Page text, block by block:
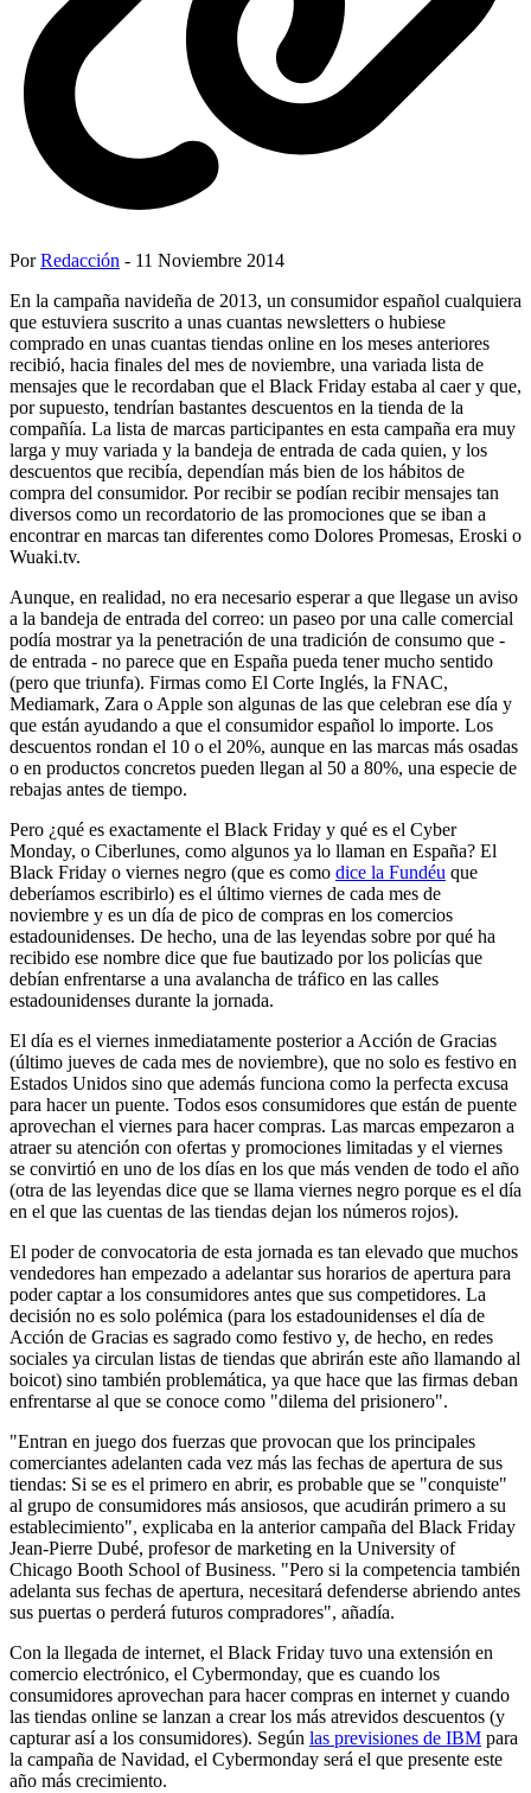
PorRedacción - 11 Noviembre 2014
En la campaña navideña de 2013, un consumidor español cualquiera
que estuviera suscrito a unas cuantas newsletters o hubiese
comprado en unas cuantas tiendas online en los meses anteriores
recibió, hacia finales del mes de noviembre, una variada lista de
mensajes que le recordaban que el Black Friday estaba al caer y que,
por supuesto, tendrían bastantes descuentos en la tienda de la
compañía. La lista de marcas participantes en esta campaña era muy
larga y muy variada y la bandeja de entrada de cada quien, y los
descuentos que recibía, dependían más bien de los hábitos de
compra del consumidor. Por recibir se podían recibir mensajes tan
diversos como un recordatorio de las promociones que se iban a
encontrar en marcas tan diferentes como Dolores Promesas, Eroski o
Wuaki.tv.
Aunque, en realidad, no era necesario esperar a que llegase un aviso
a la bandeja de entrada del correo: un paseo por una calle comercial
podía mostrar ya la penetración de una tradición de consumo que -
de entrada - no parece que en España pueda tener mucho sentido
(pero que triunfa). Firmas como El Corte Inglés, la FNAC,
Mediamark, Zara o Apple son algunas de las que celebran ese día y
que están ayudando a que el consumidor español lo importe. Los
descuentos rondan el 10 o el 20%, aunque en las marcas más osadas
o en productos concretos pueden llegan al 50 a 80%, una especie de
rebajas antes de tiempo.
Pero ¿qué es exactamente el Black Friday y qué es el Cyber
Monday, o Ciberlunes, como algunos ya lo llaman en España? El
Black Friday o viernes negro (que es como dice la Fundéu que
deberíamos escribirlo) es el último viernes de cada mes de
noviembre y es un día de pico de compras en los comercios
estadounidenses. De hecho, una de las leyendas sobre por qué ha
recibido ese nombre dice que fue bautizado por los policías que
debían enfrentarse a una avalancha de tráfico en las calles
estadounidenses durante la jornada.
El día es el viernes inmediatamente posterior a Acción de Gracias
(último jueves de cada mes de noviembre), que no solo es festivo en
Estados Unidos sino que además funciona como la perfecta excusa
para hacer un puente. Todos esos consumidores que están de puente
aprovechan el viernes para hacer compras. Las marcas empezaron a
atraer su atención con ofertas y promociones limitadas y el viernes
se convirtió en uno de los días en los que más venden de todo el año
(otra de las leyendas dice que se llama viernes negro porque es el día
en el que las cuentas de las tiendas dejan los números rojos).
El poder de convocatoria de esta jornada es tan elevado que muchos
vendedores han empezado a adelantar sus horarios de apertura para
poder captar a los consumidores antes que sus competidores. La
decisión no es solo polémica (para los estadounidenses el día de
Acción de Gracias es sagrado como festivo y, de hecho, en redes
sociales ya circulan listas de tiendas que abrirán este año llamando al
boicot) sino también problemática, ya que hace que las firmas deban
enfrentarse al que se conoce como "dilema del prisionero".
"Entran en juego dos fuerzas que provocan que los principales
comerciantes adelanten cada vez más las fechas de apertura de sus
tiendas: Si se es el primero en abrir, es probable que se "conquiste"
al grupo de consumidores más ansiosos, que acudirán primero a su
establecimiento", explicaba en la anterior campaña del Black Friday
Jean-Pierre Dubé, profesor de marketing en la University of
Chicago Booth School of Business. "Pero si la competencia también
adelanta sus fechas de apertura, necesitará defenderse abriendo antes
sus puertas o perderá futuros compradores", añadía.
Con la llegada de internet, el Black Friday tuvo una extensión en
comercio electrónico, el Cybermonday, que es cuando los
consumidores aprovechan para hacer compras en internet y cuando
las tiendas online se lanzan a crear los más atrevidos descuentos (y
capturar así a los consumidores). Según las previsiones de IBM para
la campaña de Navidad, el Cybermonday será el que presente este
año más crecimiento.